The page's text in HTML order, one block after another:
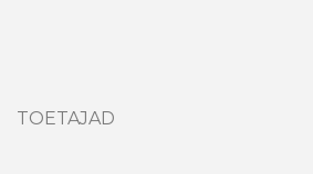
TOETAJAD